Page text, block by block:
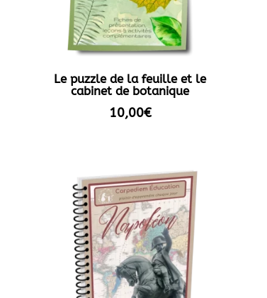
Le puzzle de la feuille et le
cabinet de botanique
10,00€